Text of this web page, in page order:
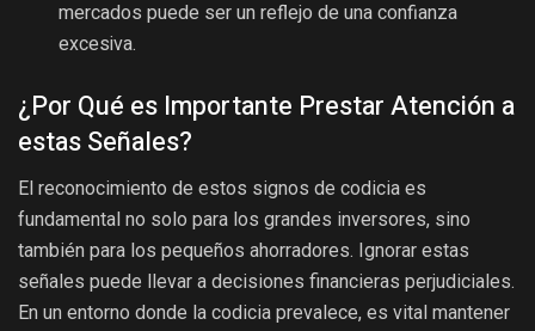
mercados puede ser un reflejo de una confianza
excesiva.
¿Por Qué es Importante Prestar Atención a
estas Señales?
El reconocimiento de estos signos de codicia es
fundamental no solo para los grandes inversores, sino
también para los pequeños ahorradores. Ignorar estas
señales puede llevar a decisiones financieras perjudiciales.
En un entorno donde la codicia prevalece, es vital mantener